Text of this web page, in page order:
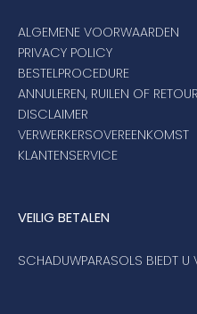
ALGEMENE VOORWAARDEN
PRIVACY POLICY
BESTELPROCEDURE
ANNULEREN, RUILEN OF
DISCLAIMER
VERWERKERSOVEREENKOMST
KLANTENSERVICE
VEILIG BETALEN
SCHADUWPARASOLS BIEDT U